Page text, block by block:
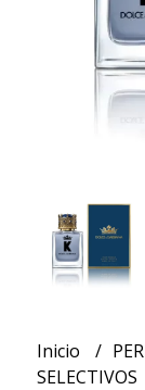
Inicio
SELECTIVOS